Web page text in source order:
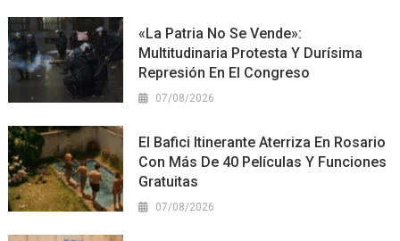
«La Patria No Se Vende»:
Multitudinaria Protesta Y Durísima
Represión En El Congreso
07/08/2026
El Bafici Itinerante Aterriza En Rosario
Con Más De 40 Películas Y Funciones
Gratuitas
07/08/2026